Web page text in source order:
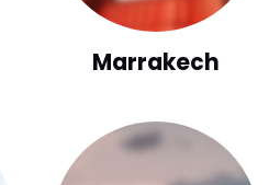
Marrakech